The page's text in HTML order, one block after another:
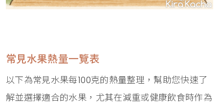
常見水果熱量一覽表
以下為常見水果每100克的熱量整理，幫助您快速了
解並選擇適合的水果，尤其在減重或健康飲食時作為